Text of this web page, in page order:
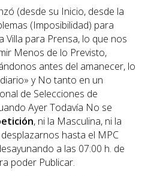
(desde su Inicio, desde la
(Imposibilidad) para
Villa para Prensa, lo que nos
Menos de lo Previsto,
antes del amanecer, lo
y No tanto en un
de Selecciones de
Ayer Todavía No se
, ni la Masculina, ni la
hasta el MPC
a las 07:00 h. de
poder Publicar.